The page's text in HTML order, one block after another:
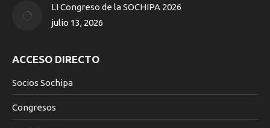
LI Congreso de la SOCHIPA 2026
julio 13, 2026
ACCESO DIRECTO
Socios Sochipa
Congresos